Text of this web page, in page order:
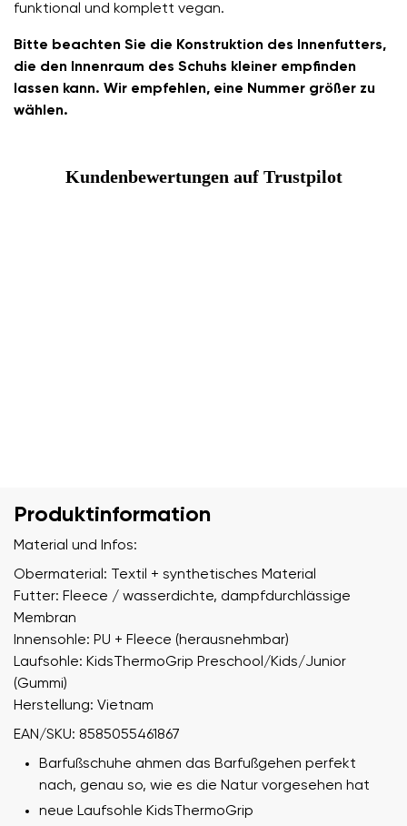
funktional und komplett vegan.
Bitte beachten Sie die Konstruktion des Innenfutters,
die den Innenraum des Schuhs kleiner empfinden
lassen kann. Wir empfehlen, eine Nummer größer zu
wählen.
Kundenbewertungen auf Trustpilot
Produktinformation
Material und Infos:
Obermaterial: Textil + synthetisches Material
Futter: Fleece / wasserdichte, dampfdurchlässige
Membran
Innensohle: PU + Fleece (herausnehmbar)
Laufsohle: KidsThermoGrip Preschool/Kids/Junior
(Gummi)
Herstellung: Vietnam
EAN/SKU: 8585055461867
Barfußschuhe ahmen das Barfußgehen perfekt
nach, genau so, wie es die Natur vorgesehen hat
neue Laufsohle KidsThermoGrip